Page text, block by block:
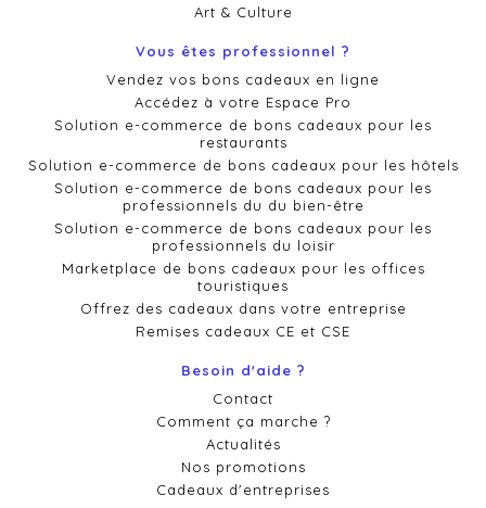
Art & Culture
Vous êtes professionnel ?
Vendez vos bons cadeaux en ligne
Accédez à votre Espace Pro
Solution e-commerce de bons cadeaux pour les
restaurants
Solution e-commerce de bons cadeaux pour les hôtels
Solution e-commerce de bons cadeaux pour les
professionnels du du bien-être
Solution e-commerce de bons cadeaux pour les
professionnels du loisir
Marketplace de bons cadeaux pour les offices
touristiques
Offrez des cadeaux dans votre entreprise
Remises cadeaux CE et CSE
Besoin d'aide ?
Contact
Comment ça marche ?
Actualités
Nos promotions
Cadeaux d'entreprises